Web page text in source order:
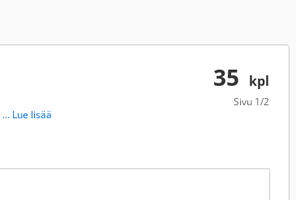
35 kpl
Sivu 1/2
... Lue lisää